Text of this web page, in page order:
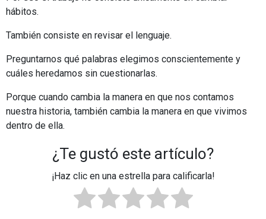
hábitos.
También consiste en revisar el lenguaje.
Preguntarnos qué palabras elegimos conscientemente y
cuáles heredamos sin cuestionarlas.
Porque cuando cambia la manera en que nos contamos
nuestra historia, también cambia la manera en que vivimos
dentro de ella.
¿Te gustó este artículo?
¡Haz clic en una estrella para calificarla!